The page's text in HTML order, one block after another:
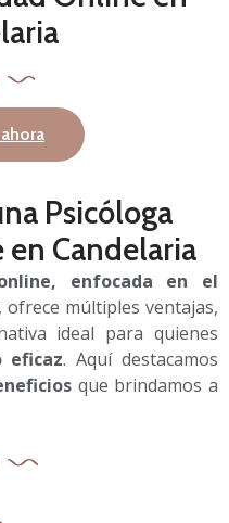
Psicóloga
Candelaria
enfocada en el
, ofrece múltiples ventajas,
ideal para quienes
eficaz. Aquí destacamos
que brindamos a